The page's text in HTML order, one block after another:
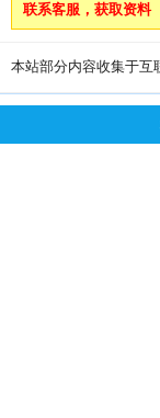
联系客服，获取资料
本站部分内容收集于互